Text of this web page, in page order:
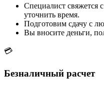
Специалист свяжется
уточнить время.
Подготовим сдачу с
Вы вносите деньги,
💳
Безналичный расчет